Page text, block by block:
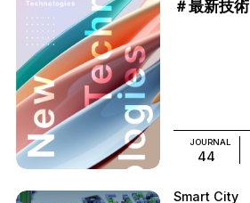
＃最新技術
JOURNAL
44
Smart City